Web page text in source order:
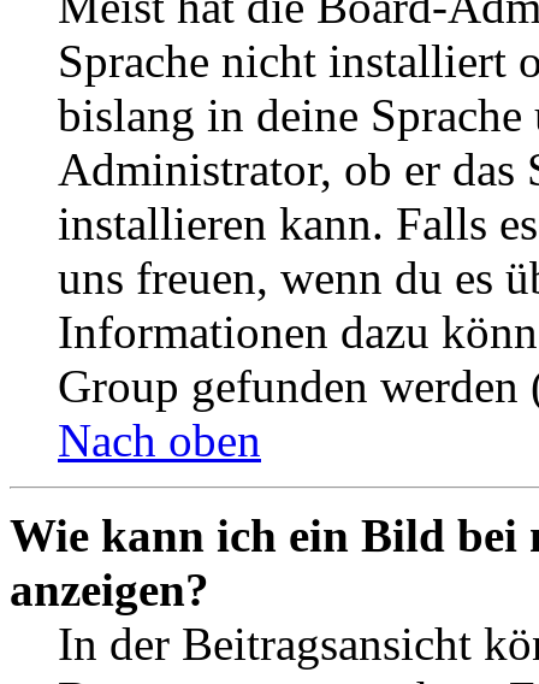
Sprache nicht installiert
bislang in deine
Administrator, ob er das
installieren kann. Falls
uns freuen, wenn du es
Informationen dazu
Group gefunden
Nach oben
Wie kann ich ein Bild bei
anzeigen?
In der Beitragsansicht